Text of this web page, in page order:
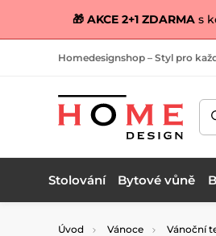
🎁 AKCE 2+1 ZDARMAs
Homedesignshop – Styl pro
Stolování Bytové vůně
Úvod Vánoce Vánoční